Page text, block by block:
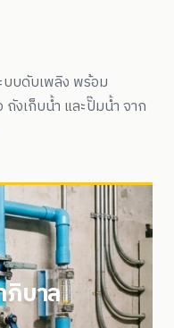
บบดับเพลิง พร้อม
งเก็บน้ำ และปั๊มน้ำ จาก
ภิบาล